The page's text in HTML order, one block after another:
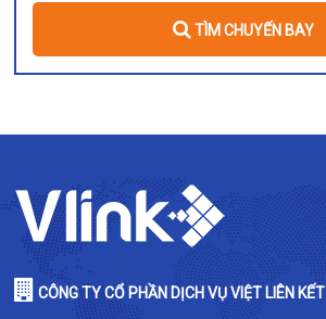
TÌM CHUYẾN BAY
CÔNG TY CỔ PHẦN DỊCH VỤ VIỆT LIÊN KẾT